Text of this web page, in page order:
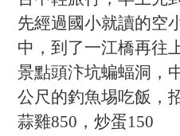
先經過國小就讀的空
中，到了一江橋再往
景點頭汴坑蝙蝠洞，
公尺的釣魚埸吃飯，
蒜雞850，炒蛋150